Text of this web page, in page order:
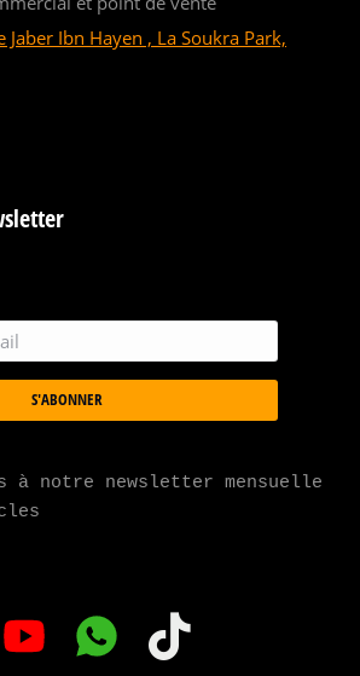
Jaber Ibn Hayen , La Soukra Park,
S'ABONNER
à notre newsletter mensuelle